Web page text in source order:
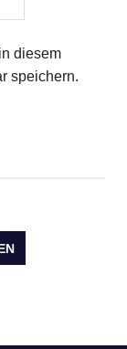
diesem
speichern.